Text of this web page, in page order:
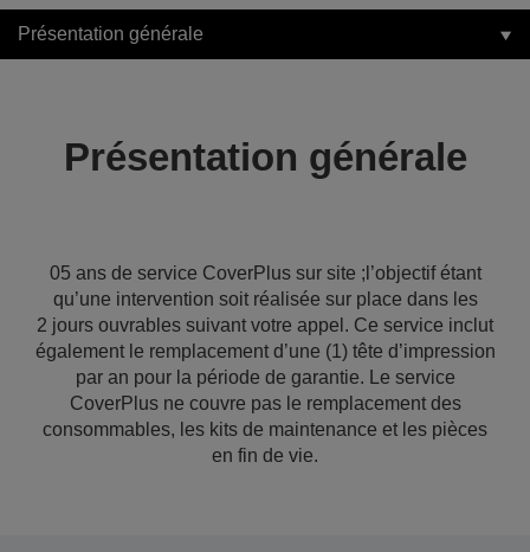
Présentation générale
Présentation générale
05 ans de service CoverPlus sur site ;l’objectif étant
qu’une intervention soit réalisée sur place dans les
2 jours ouvrables suivant votre appel. Ce service inclut
également le remplacement d’une (1) tête d’impression
par an pour la période de garantie. Le service
CoverPlus ne couvre pas le remplacement des
consommables, les kits de maintenance et les pièces
en fin de vie.